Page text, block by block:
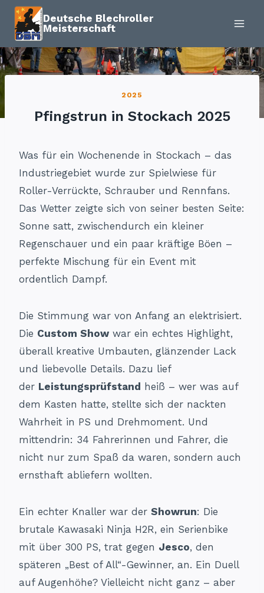
Zum
Inhalt
springen
Deutsche Blechroller
Meisterschaft
2025
Pfingstrun in Stockach 2025
Was für ein Wochenende in Stockach – das
Industriegebiet wurde zur Spielwiese für
Roller-Verrückte, Schrauber und Rennfans.
Das Wetter zeigte sich von seiner besten Seite:
Sonne satt, zwischendurch ein kleiner
Regenschauer und ein paar kräftige Böen –
perfekte Mischung für ein Event mit
ordentlich Dampf.
Die Stimmung war von Anfang an elektrisiert.
Die Custom Show war ein echtes Highlight,
überall kreative Umbauten, glänzender Lack
und liebevolle Details. Dazu lief
der Leistungsprüfstand heiß – wer was auf
dem Kasten hatte, stellte sich der nackten
Wahrheit in PS und Drehmoment. Und
mittendrin: 34 Fahrerinnen und Fahrer, die
nicht nur zum Spaß da waren, sondern auch
ernsthaft abliefern wollten.
Ein echter Knaller war der Showrun: Die
brutale Kawasaki Ninja H2R, ein Serienbike
mit über 300 PS, trat gegen Jesco, den
späteren „Best of All“-Gewinner, an. Ein Duell
auf Augenhöhe? Vielleicht nicht ganz – aber